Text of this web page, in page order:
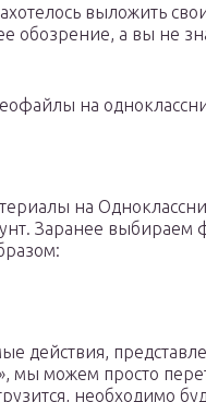
выложить
обозрение, а вы не
на
на
Заранее
действия,
мы можем просто
необходимо